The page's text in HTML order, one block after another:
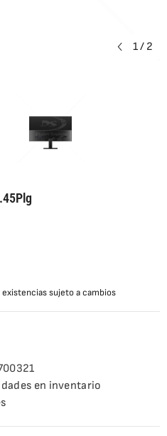
1/ 2
sujeto a cambios
en inventario